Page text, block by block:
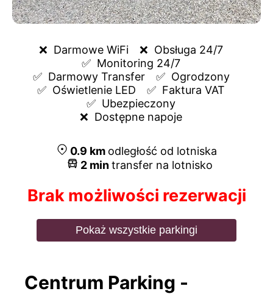
❌ Darmowe WiFi ❌ Obsługa 24/7
✅ Monitoring 24/7
✅ Darmowy Transfer ✅ Ogrodzony
✅ Oświetlenie LED ✅ Faktura VAT
✅ Ubezpieczony
❌ Dostępne napoje
0.9 km odległość od lotniska
2mintransfer na lotnisko
Brak możliwości rezerwacji
Pokaż wszystkie parkingi
Centrum Parking -